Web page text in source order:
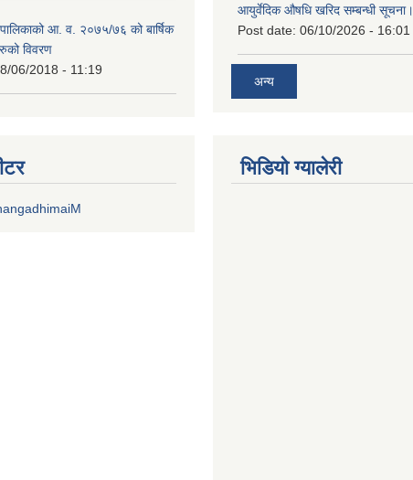
आ. व. २०७५/७६ को बार्षिक
विवरण
06/2018 - 11:19
आयुर्वेदिक औषधि खरिद सम्बन्धी सूचना।
Post date: 06/10/2026 - 16:01
अन्य
भिडियाे ग्यालेरी